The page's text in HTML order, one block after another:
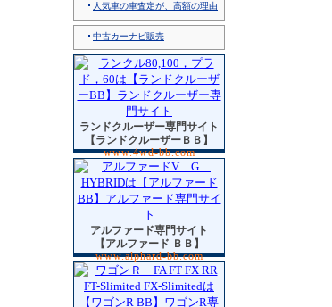
人気車の車査定が、高額の理由
中古カーナビ販売
ランドクルーザー専門サイト
【ランドクルーザーＢＢ】
www.4wd-bb.com
アルファード専門サイト
【アルファード ＢＢ】
www.alphard-bb.com